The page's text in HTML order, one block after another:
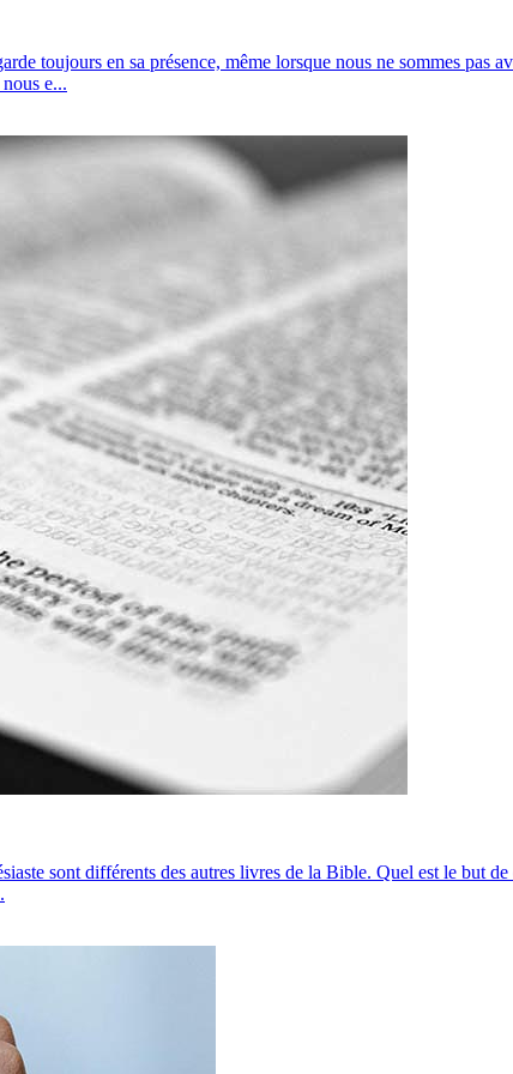
toujours en sa présence, même lorsque nous ne sommes pas
e...
sont différents des autres livres de la Bible. Quel est le but